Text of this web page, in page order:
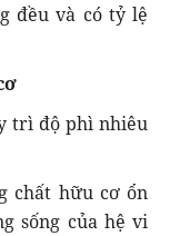
đều và có tỷ lệ
trì độ phì nhiêu
chất hữu cơ ổn
sống của hệ vi